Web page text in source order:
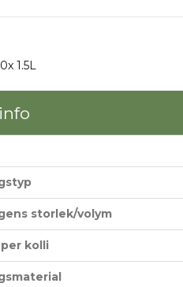
1.5L
storlek/volym
kolli